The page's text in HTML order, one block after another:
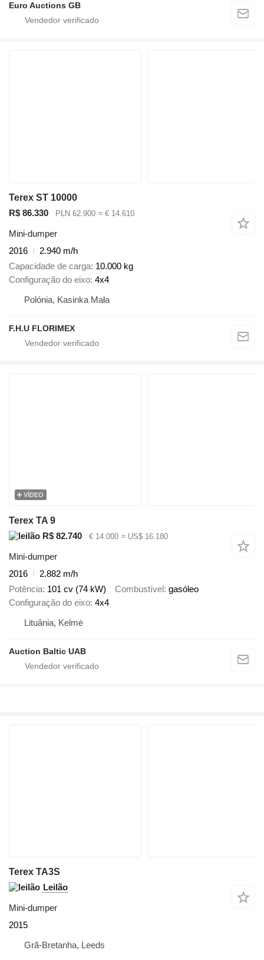
Euro Auctions GB
Terex ST 10000
R$ 86.330
PLN 62.900 ≈ € 14.610
Mini-dumper
2016
2.940 m/h
Capacidade de carga 10.000 kg
Configuração do eixo 4x4
Polónia, Kasinka Mała
F.H.U FLORIMEX
VÍDEO
Terex TA 9
R$ 82.740
€ 14.000 ≈ US$ 16.180
Mini-dumper
2016
2.882 m/h
Potência 101 cv (74 kW) Combustível gasóleo
Configuração do eixo 4x4
Lituânia, Kelmė
Auction Baltic UAB
Terex TA3S
Leilão
Mini-dumper
2015
Grã-Bretanha, Leeds